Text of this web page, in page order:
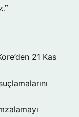
21 Kas